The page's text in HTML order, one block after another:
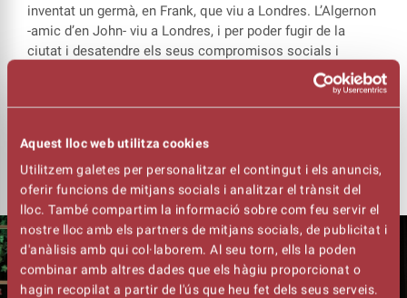
Aquest lloc web utilitza cookies
Utilitzem galetes per personalitzar el contingut i els anuncis,
oferir funcions de mitjans socials i analitzar el trànsit del
lloc. També compartim la informació sobre com feu servir el
nostre lloc amb els partners de mitjans socials, de publicitat i
d'anàlisis amb qui col·laborem. Al seu torn, ells la poden
combinar amb altres dades que els hàgiu proporcionat o
hagin recopilat a partir de l'ús que heu fet dels seus serveis.
inventat un germà, en Frank, que viu a Londres. L’Algernon
-amic d’en John- viu a Londres, i per poder fugir de la
ciutat i desatendre els seus compromisos socials i
familiars s’ha inventat un amic que viu al camp, i que està
interpretada pel Grup Escènic Nostra Llar del Poble Nou.